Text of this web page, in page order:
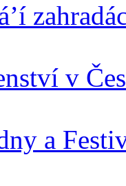
v
a